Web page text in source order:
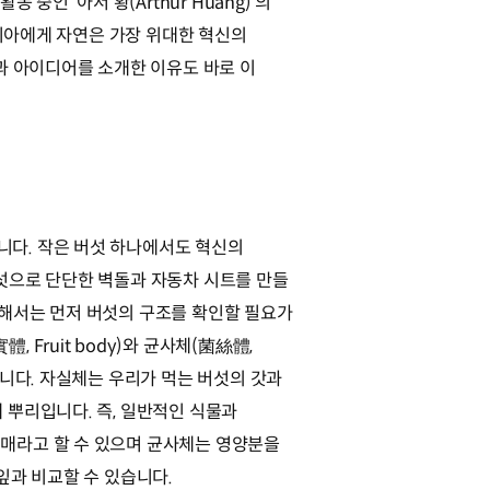
에게 자연은 가장 위대한 혁신의
아이디어를 소개한 이유도 바로 이
다. 작은 버섯 하나에서도 혁신의
로 단단한 벽돌과 자동차 시트를 만들
서는 먼저 버섯의 구조를 확인할 필요가
體, Fruit body)와 균사체(菌絲體,
. 자실체는 우리가 먹는 버섯의 갓과
리입니다. 즉, 일반적인 식물과
라고 할 수 있으며 균사체는 영양분을
과 비교할 수 있습니다.